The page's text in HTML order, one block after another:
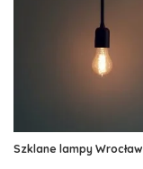
Szklane lampy Wrocław